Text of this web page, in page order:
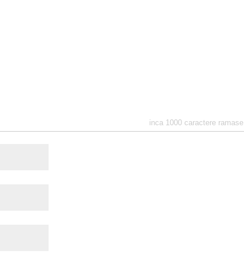
inca 1000 caractere ramase